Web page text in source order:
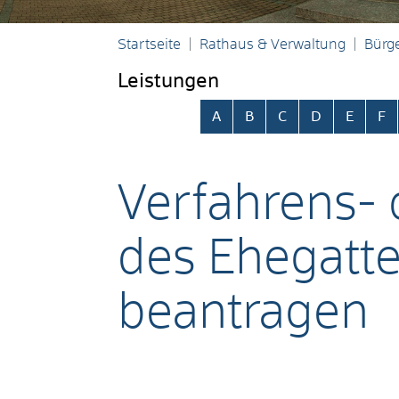
Startseite Rathaus & Verwaltung
Leistungen
Alphabetisches Register
A B C D E F
Verfahrens-
des
beantragen